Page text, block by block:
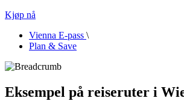
Kjøp nå
Vienna E-pass \
Plan & Save
Eksempel på reiseruter i